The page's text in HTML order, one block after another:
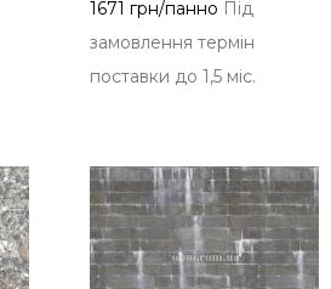
1671 грн/панно Під
замовлення термін
поставки до 1,5 міс.